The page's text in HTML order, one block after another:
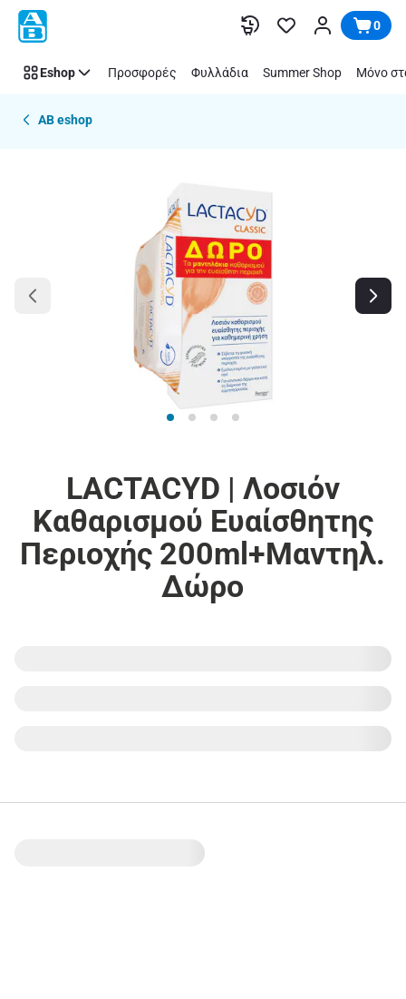
Παράλειψη 0
Eshop Προσφορές Φυλλάδια Summer Shop Μόνο
AB eshop
LACTACYD | Λοσιόν
Καθαρισμού Ευαίσθητης
Περιοχής 200ml+Μαντηλ.
Δώρο